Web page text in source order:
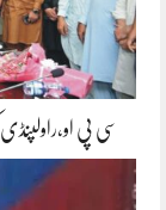
سی پی